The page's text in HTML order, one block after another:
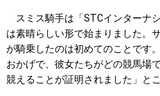
スミス騎手は「STCインターナ
は素晴らしい形で始まりました。
が騎乗したのは初めてのことです
おかげで、彼女たちがどの競馬場
競えることが証明されました」と